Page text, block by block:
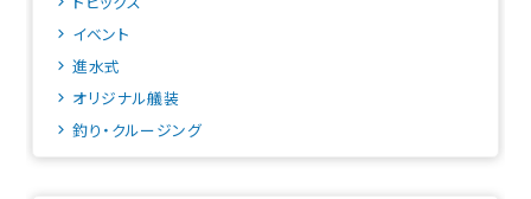
イベント
進水式
オリジナル艤装
釣り・クルージング